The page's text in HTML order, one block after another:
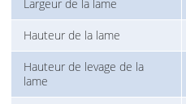
Largeur de la lame
Hauteur de la lame
Hauteur de levage de la
lame